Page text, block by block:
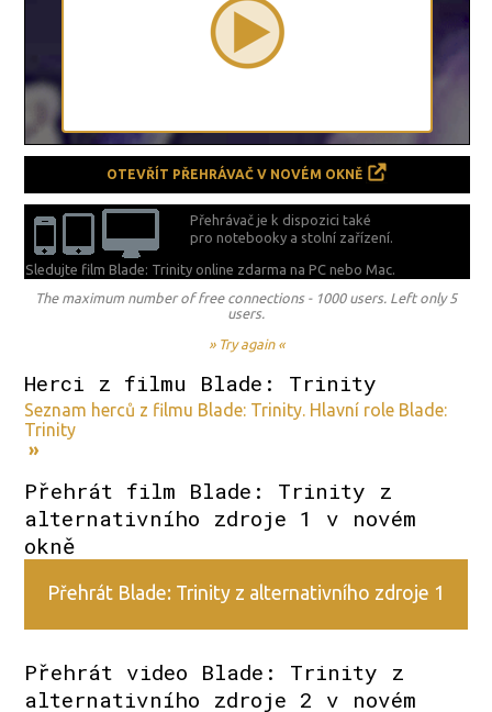
OTEVŘÍT PŘEHRÁVAČ V NOVÉM OKNĚ
Přehrávač je k dispozici také
pro notebooky a stolní zařízení.
Sledujte film Blade: Trinity online zdarma naPC nebo Mac.
The maximum number of free connections - 1000 users. Left only 5
users.
» Try again «
Herci z filmu Blade: Trinity
Seznam herců z filmu Blade: Trinity. Hlavní role Blade:
Trinity
»
Přehrát film Blade: Trinity z
alternativního zdroje 1 v novém
okně
Přehrát Blade: Trinity z alternativního zdroje 1
Přehrát video Blade: Trinity z
alternativního zdroje 2 v novém